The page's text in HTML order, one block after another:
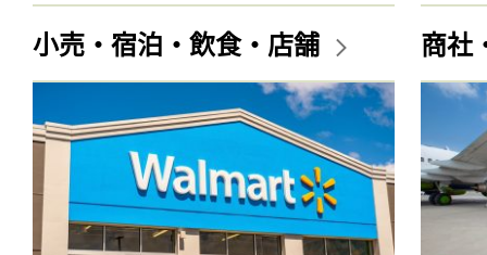
小売・宿泊・飲食・店舗 商社